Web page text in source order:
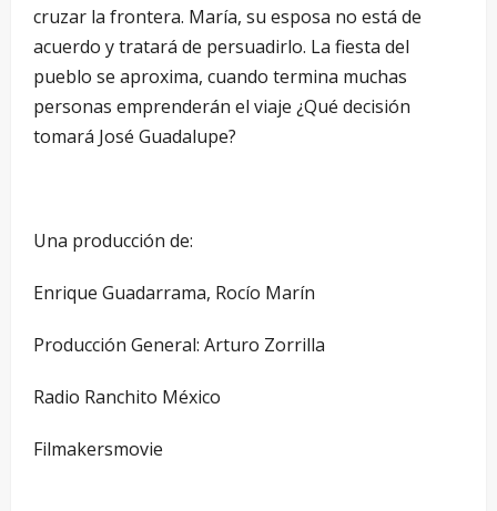
cruzar la frontera. María, su esposa no está de
acuerdo y tratará de persuadirlo. La fiesta del
pueblo se aproxima, cuando termina muchas
personas emprenderán el viaje ¿Qué decisión
tomará José Guadalupe?
Una producción de:
Enrique Guadarrama, Rocío Marín
Producción General: Arturo Zorrilla
Radio Ranchito México
Filmakersmovie